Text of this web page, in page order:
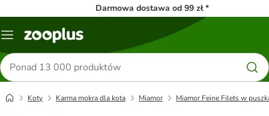
Darmowa dostawa od 99 zł *
Menu
Szukaj
produktów
Koty Karma mokra dla kota Miamor Miamor Feine Filets w